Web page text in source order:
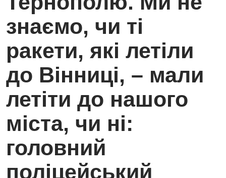
знаємо, чи ті
ракети, які летіли
до Вінниці, – мали
летіти до нашого
міста, чи ні:
головний
поліцейський